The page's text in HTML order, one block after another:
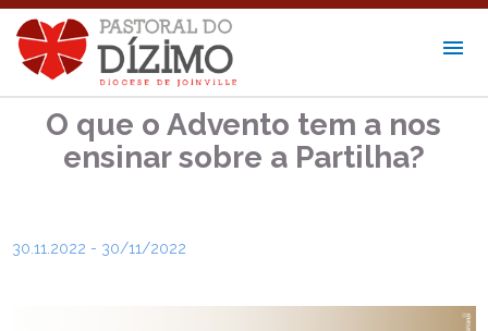
O que o Advento tem a nos
ensinar sobre a Partilha?
30.11.2022 - 30/11/2022